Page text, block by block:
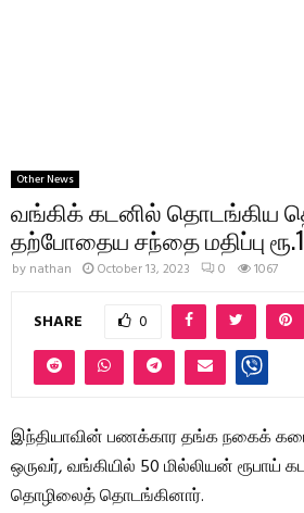
Other News
வங்கிக் கடனில் தொடங்கிய
தற்போதைய சந்தை மதிப்பு
by nathan October 13, 2023 0 1067
SHARE 0
இந்தியாவின் பணக்கார தங்க நகைக்
ஒருவர், வங்கியில் 50 மில்லியன் ரூபாய்
தொழிலைத் தொடங்கினார்.